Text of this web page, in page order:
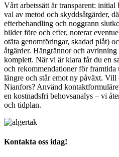
Vårt arbetssätt är transparent:
val av metod och skyddsåtgärder,
efterbehandling och noggrann
bilder före och efter, noterar
otäta genomföringar, skadad plåt)
åtgärder. Hängrännor och avrinning
komplett. När vi är klara får du en
och rekommendationer för
längre och står emot ny påväxt. Vill
Nianfors? Använd
en kostnadsfri behovsanalys – vi
och tidplan.
Kontakta oss idag!